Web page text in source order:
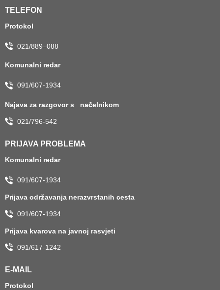
TELEFON
Protokol
021/889–088
Komunalni redar
091/607-1934
Najava za razgovor s načelnikom
021/796-542
PRIJAVA PROBLEMA
Komunalni redar
091/607-1934
Prijava održavanja nerazvrstanih cesta
091/607-1934
Prijava kvarova na javnoj rasvjeti
091/617-1242
E-MAIL
Protokol